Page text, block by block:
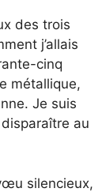
des trois
j’allais
cinq
métallique,
Je suis
au
silencieux,